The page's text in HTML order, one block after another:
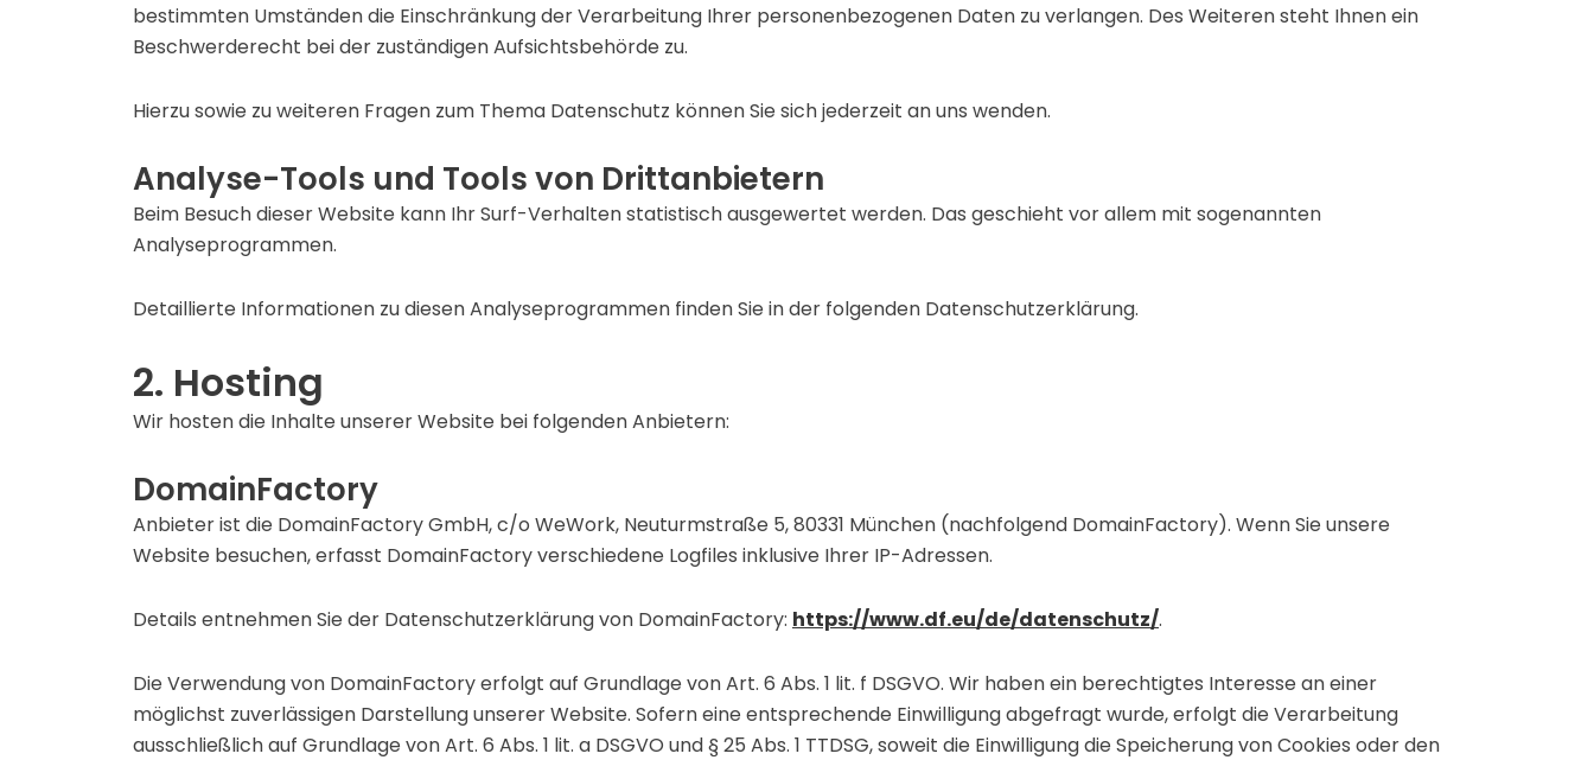
bestimmten Umständen die Einschränkung der Verarbeitung Ihrer personenbezogenen Daten zu verlangen. Des Weiteren steht Ihnen ein
Beschwerderecht bei der zuständigen Aufsichtsbehörde zu.
Hierzu sowie zu weiteren Fragen zum Thema Datenschutz können Sie sich jederzeit an uns wenden.
Analyse-Tools und Tools von Dritt­anbietern
Beim Besuch dieser Website kann Ihr Surf-Verhalten statistisch ausgewertet werden. Das geschieht vor allem mit sogenannten
Analyseprogrammen.
Detaillierte Informationen zu diesen Analyseprogrammen finden Sie in der folgenden Datenschutzerklärung.
2. Hosting
Wir hosten die Inhalte unserer Website bei folgenden Anbietern:
DomainFactory
Anbieter ist die DomainFactory GmbH, c/o WeWork, Neuturmstraße 5, 80331 München (nachfolgend DomainFactory). Wenn Sie unsere
Website besuchen, erfasst DomainFactory verschiedene Logfiles inklusive Ihrer IP-Adressen.
Details entnehmen Sie der Datenschutzerklärung von DomainFactory: https://www.df.eu/de/datenschutz/.
Die Verwendung von DomainFactory erfolgt auf Grundlage von Art. 6 Abs. 1 lit. f DSGVO. Wir haben ein berechtigtes Interesse an einer
möglichst zuverlässigen Darstellung unserer Website. Sofern eine entsprechende Einwilligung abgefragt wurde, erfolgt die Verarbeitung
ausschließlich auf Grundlage von Art. 6 Abs. 1 lit. a DSGVO und § 25 Abs. 1 TTDSG, soweit die Einwilligung die Speicherung von Cookies oder den